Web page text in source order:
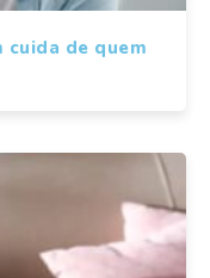
cuida de quem